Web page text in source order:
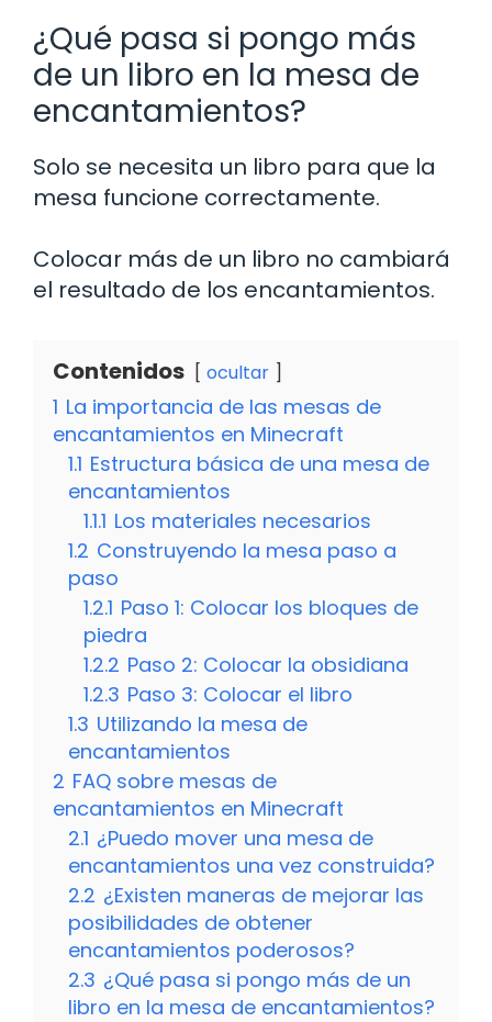
¿Qué pasa si pongo más
de un libro en la mesa de
encantamientos?
Solo se necesita un libro para que la
mesa funcione correctamente.
Colocar más de un libro no cambiará
el resultado de los encantamientos.
Contenidos ocultar
1 La importancia de las mesas de
encantamientos en Minecraft
1.1 Estructura básica de una mesa de
encantamientos
1.1.1 Los materiales necesarios
1.2 Construyendo la mesa paso a
paso
1.2.1 Paso 1: Colocar los bloques de
piedra
1.2.2 Paso 2: Colocar la obsidiana
1.2.3 Paso 3: Colocar el libro
1.3 Utilizando la mesa de
encantamientos
2 FAQ sobre mesas de
encantamientos en Minecraft
2.1 ¿Puedo mover una mesa de
encantamientos una vez construida?
2.2 ¿Existen maneras de mejorar las
posibilidades de obtener
encantamientos poderosos?
2.3 ¿Qué pasa si pongo más de un
libro en la mesa de encantamientos?